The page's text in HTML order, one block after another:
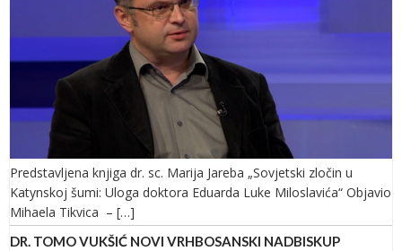
Predstavljena knjiga dr. sc. Marija Jareba „Sovjetski zločin u
Katynskoj šumi: Uloga doktora Eduarda Luke Miloslavića“ Objavio
Mihaela Tikvica – […]
DR. TOMO VUKŠIĆ NOVI VRHBOSANSKI NADBISKUP